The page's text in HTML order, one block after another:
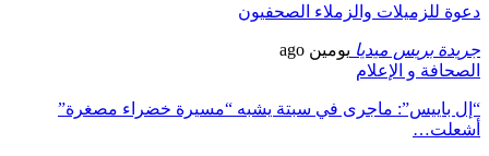
دعوة للزميلات والزملاء الصحفيون
جريدة بريس ميديا يومين ago
الصحافة و الإعلام
“إل باييس”: ماجرى في سبتة يشبه “مسيرة خضراء مصغرة”
أشعلت…